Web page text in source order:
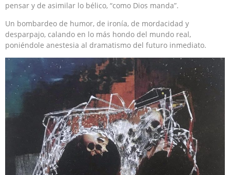
pensar y de asimilar lo bélico, “como Dios manda”.
Un bombardeo de humor, de ironía, de mordacidad y
desparpajo, calando en lo más hondo del mundo real,
poniéndole anestesia al dramatismo del futuro inmediato.